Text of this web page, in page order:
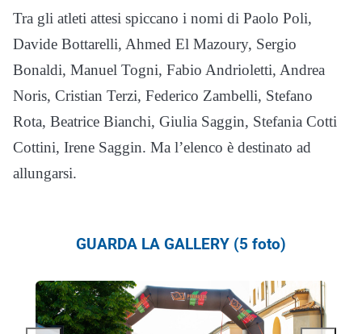
Tra gli atleti attesi spiccano i nomi di Paolo Poli,
Davide Bottarelli, Ahmed El Mazoury, Sergio
Bonaldi, Manuel Togni, Fabio Andrioletti, Andrea
Noris, Cristian Terzi, Federico Zambelli, Stefano
Rota, Beatrice Bianchi, Giulia Saggin, Stefania Cotti
Cottini, Irene Saggin. Ma l’elenco è destinato ad
allungarsi.
GUARDA LA GALLERY (5 foto)